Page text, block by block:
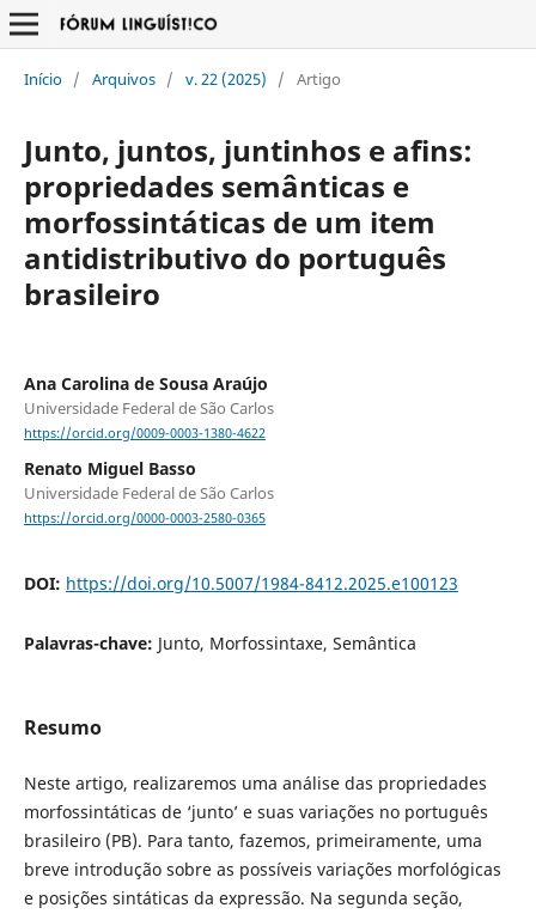
Início / Arquivos / v. 22 (2025) / Artigo
Junto, juntos, juntinhos e afins:
propriedades semânticas e
morfossintáticas de um item
antidistributivo do português
brasileiro
Ana Carolina de Sousa Araújo
Universidade Federal de São Carlos
https://orcid.org/0009-0003-1380-4622
Renato Miguel Basso
Universidade Federal de São Carlos
https://orcid.org/0000-0003-2580-0365
DOI: https://doi.org/10.5007/1984-8412.2025.e100123
Palavras-chave: Junto, Morfossintaxe, Semântica
Resumo
Neste artigo, realizaremos uma análise das propriedades
morfossintáticas de ‘junto’ e suas variações no português
brasileiro (PB). Para tanto, fazemos, primeiramente, uma
breve introdução sobre as possíveis variações morfológicas
e posições sintáticas da expressão. Na segunda seção,